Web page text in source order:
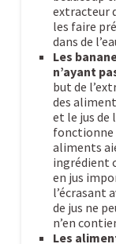
extracteur
les faire
dans de
Les
n’ayant
but de
des
et le jus de
fonctionne
aliments
ingrédient
en jus
l’écrasant
de jus ne
n’en
Les